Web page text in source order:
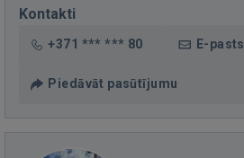
Kontakti
+371 *** *** 80 E-pasts
Piedāvāt pasūtījumu